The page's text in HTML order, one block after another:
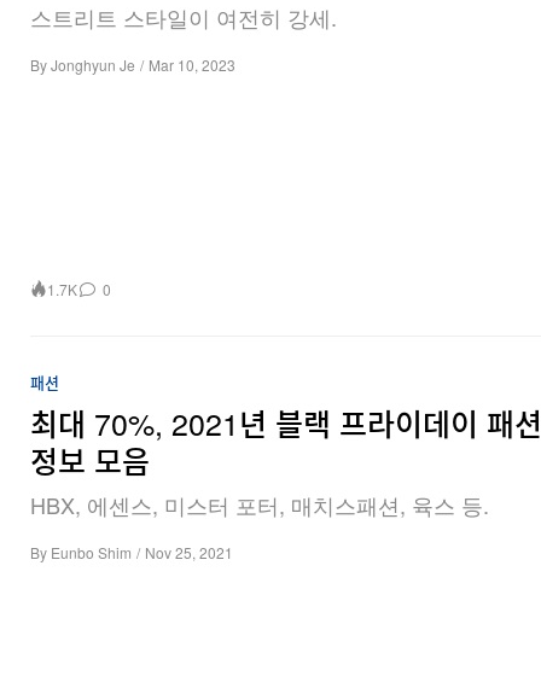
스트리트 스타일이 여전히 강세.
ByJonghyun Je / Mar 10, 2023
1.7K 0
패션
최대 70%, 2021년 블랙 프라이데이 패
정보 모음
HBX, 에센스, 미스터 포터, 매치스패션, 육스 등.
By Eunbo Shim / Nov 25, 2021